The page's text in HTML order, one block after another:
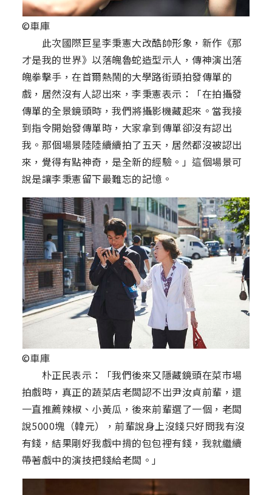
©車庫
此次國際巨星李秉憲大改酷帥形象，新作《那
才是我的世界》以落魄魯蛇造型示人，傳神演出落
魄拳擊手，在首爾熱鬧的大學路街頭拍發傳單的
戲，居然沒有人認出來，李秉憲表示：「在拍攝發
傳單的全景鏡頭時，我們將攝影機藏起來。當我接
到指令開始發傳單時，大家拿到傳單卻沒有認出
我。那個場景陸陸續續拍了五天，居然都沒被認出
來，覺得有點神奇，是全新的經驗。」這個場景可
說是讓李秉憲留下最難忘的記憶。
©車庫
朴正民表示：「我們後來又隱藏鏡頭在菜市場
拍戲時，真正的蔬菜店老闆認不出尹汝貞前輩，還
一直推薦辣椒、小黃瓜，後來前輩選了一個，老闆
說5000塊（韓元），前輩說身上沒錢只好問我有沒
有錢，結果剛好我戲中揹的包包裡有錢，我就繼續
帶著戲中的演技把錢給老闆。」